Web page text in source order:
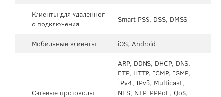
Клиенты для удаленног
о подключения
Smart PSS, DSS, DMSS
Мобильные клиенты iOS, Android
Сетевые протоколы
ARP, DDNS, DHCP, DNS,
FTP, HTTP, ICMP, IGMP,
IPv4, IPv6, Multicast,
NFS, NTP, PPPoE, QoS,